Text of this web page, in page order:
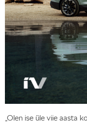
„Olen ise üle viie aasta